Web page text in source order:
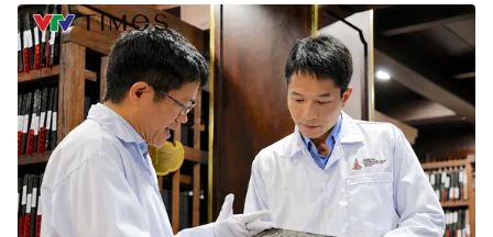
Pháp luật
Y tế
Thế giới
Tin tức